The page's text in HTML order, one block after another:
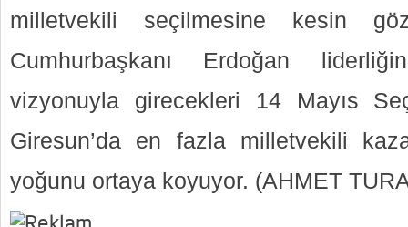
milletvekili seçilmesine kesin
Cumhurbaşkanı Erdoğan
vizyonuyla girecekleri 14 Mayıs
Giresun’da en fazla milletvekili
yoğunu ortaya koyuyor. (AHMET